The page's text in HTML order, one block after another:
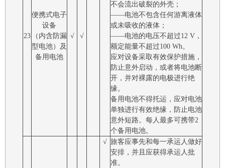
23
便携式电子
设备
（内含防漏
型电池）及
备用电池
√ √
不会流出破裂的外壳；
――电池不包含任何游离液体
或未吸收的液体；
――电池的电压不超过12 V，
额定能量不超过100 Wh。
应对设备采取有效保护措施，
防止意外启动，或者将电池断
开，并对裸露的电极进行绝
缘。
备用电池不得托运，应对电池
单独进行有效绝缘，防止电池
意外短路。每人最多可携带2
个备用电池。
√ 旅客应事先和每一承运人做好
安排，并且应获得承运人批
准。